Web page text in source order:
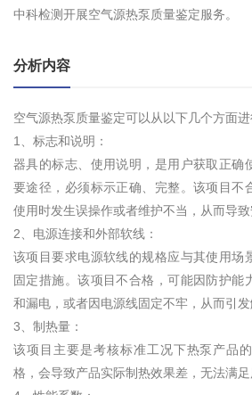
中科检测开展空气源热泵质量鉴定服务。
分析内容
空气源热泵质量鉴定可以从以下几个方面进
1、标志和说明：
器具的标志、使用说明，是用户获取正确
要途径，必须标示正确、完整。该项目不
使用时发生误操作或者维护不当，从而导致
2、电源连接和外部软线：
该项目要求电源软线的规格应与其使用场
固定措施。该项目不合格，可能因防护能
和漏电，或者因电源线固定不牢，从而引发
3、制热量：
该项目主要是考核标准工况下热泵产品
格，会导致产品实际制热效果差，无法满足